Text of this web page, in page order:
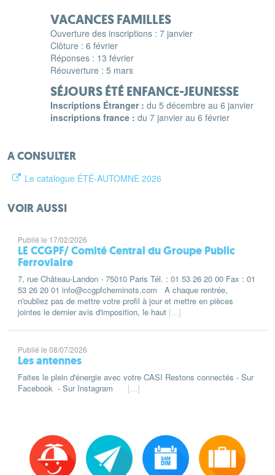
VACANCES FAMILLES
Ouverture des inscriptions : 7 janvier
Clôture : 6 février
Réponses : 13 février
Réouverture : 5 mars
SÉJOURS ÉTÉ ENFANCE-JEUNESSE
Inscriptions Étranger : du 5 décembre au 6 janvier
inscriptions france : du 7 janvier au 6 février
A CONSULTER
Le catalogue ÉTÉ-AUTOMNE 2026
VOIR AUSSI
Publié le 17/02/2026
LE CCGPF/ Comité Central du Groupe Public
Ferroviaire
7, rue Château-Landon - 75010 Paris Tél. : 01 53 26 20 00 Fax : 01
53 26 20 01 info@ccgpfcheminots.com A chaque rentrée,
n'oubliez pas de mettre votre profil à jour et mettre en pièces
jointes le dernier avis d'imposition, le haut [...]
Publié le 08/07/2026
Les antennes
Faites le plein d'énergie avec votre CASI Restons connectés - Sur
Facebook - Sur Instagram [...]